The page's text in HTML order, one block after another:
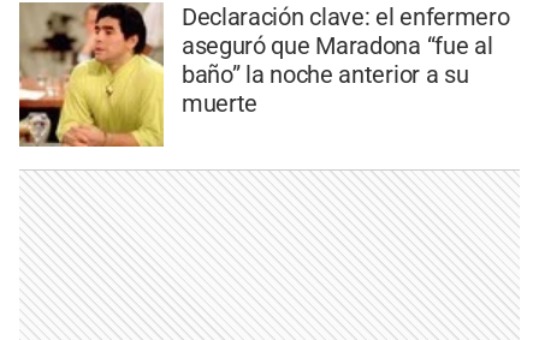
Declaración clave: el enfermero
aseguró que Maradona “fue al
baño” la noche anterior a su
muerte